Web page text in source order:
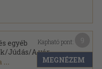
egyéb
Júdás/A vér
...
Kapható pont:
MEGNÉZEM